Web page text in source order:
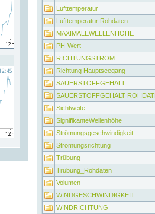
Lufttemperatur
Lufttemperatur Rohdaten
MAXIMALEWELLENHÖHE
PH-Wert
RICHTUNGSTROM
Richtung Hauptseegang
SAUERSTOFFGEHALT
SAUERSTOFFGEHALT
Sichtweite
SignifikanteWellenhöhe
Strömungsgeschwindigkeit
Strömungsrichtung
Trübung
Trübung_Rohdaten
Volumen
WINDGESCHWINDIGKEIT
WINDRICHTUNG